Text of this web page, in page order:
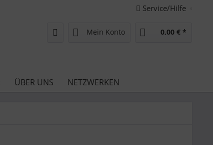
Service/Hilfe
Mein Konto 0,00 € *
ÜBER UNS NETZWERKEN